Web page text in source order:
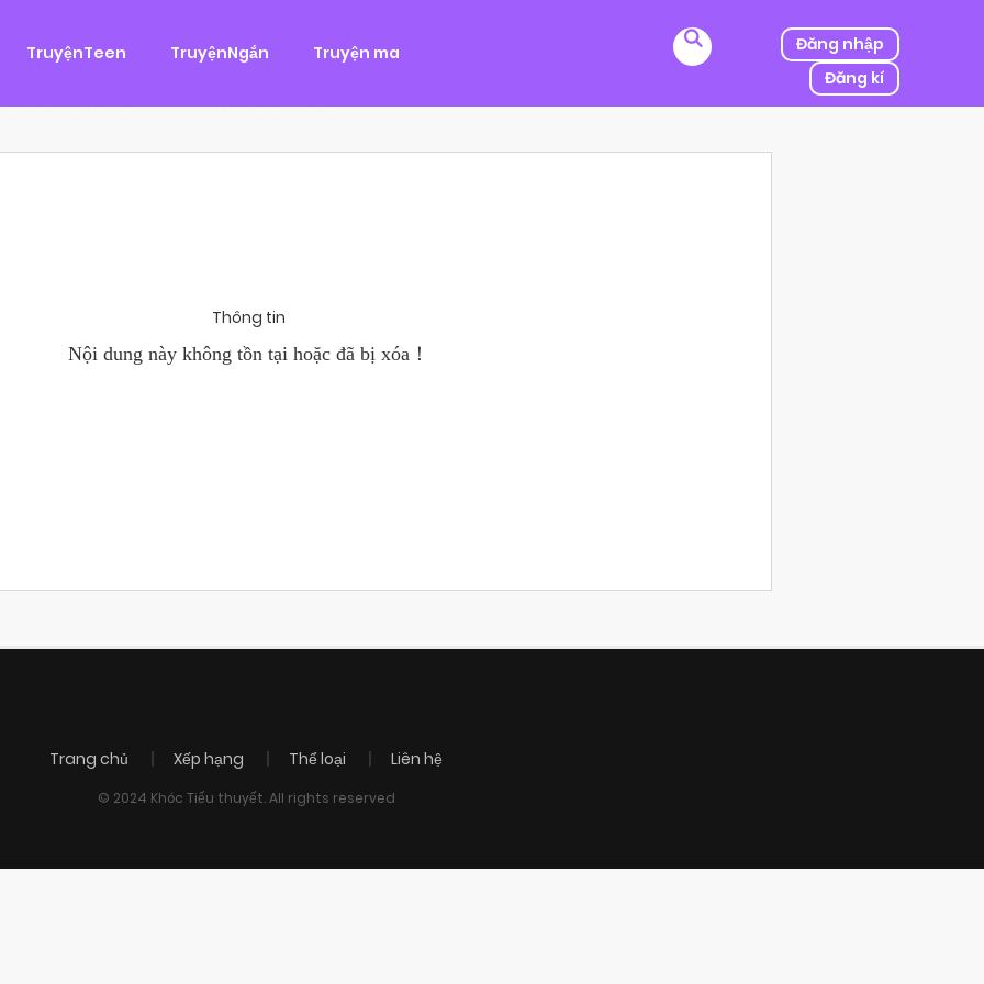
TruyệnTeen TruyệnNgắn Truyện ma
Đăng nhập
Đăng kí
Tình Cảm
Hùng, một tên cướp biển chân chính. Cho đến một ngày, cô bị kẻ thù của ba mình bắt cóc, người được mệnh danh
Chánh Uy săn lùng ba của Nhã Thụy và...
Thông tin
Nội dung này không tồn tại hoặc đã bị xóa！
Trang chủ Xếp hạng Thể loại Liên hệ
© 2024 Khóc Tiểu thuyết. All rights reserved